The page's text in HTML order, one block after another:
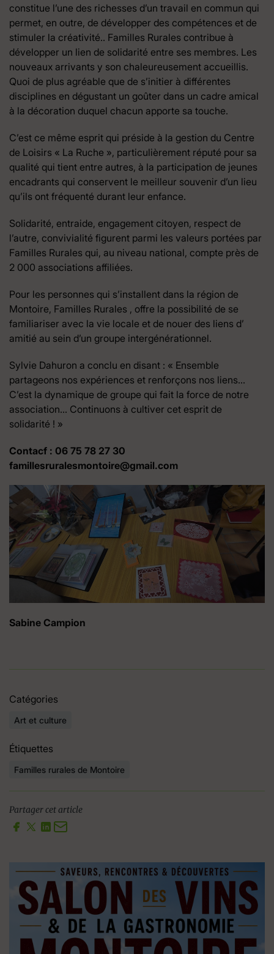
constitue l’une des richesses d’un travail en commun qui
permet, en outre, de développer des compétences et de
stimuler la créativité.. Familles Rurales contribue à
développer un lien de solidarité entre ses membres. Les
nouveaux arrivants y son chaleureusement accueillis.
Quoi de plus agréable que de s’initier à différentes
disciplines en dégustant un goûter dans un cadre amical
à la décoration duquel chacun apporte sa touche.
C’est ce même esprit qui préside à la gestion du Centre
de Loisirs « La Ruche », particulièrement réputé pour sa
qualité qui tient entre autres, à la participation de jeunes
encadrants qui conservent le meilleur souvenir d’un lieu
qu’ils ont fréquenté durant leur enfance.
Solidarité, entraide, engagement citoyen, respect de
l’autre, convivialité figurent parmi les valeurs portées par
Familles Rurales qui, au niveau national, compte près de
2 000 associations affiliées.
Pour les personnes qui s’installent dans la région de
Montoire, Familles Rurales , offre la possibilité de se
familiariser avec la vie locale et de nouer des liens d’
amitié au sein d’un groupe intergénérationnel.
Sylvie Dahuron a conclu en disant : « Ensemble
partageons nos expériences et renforçons nos liens…
C’est la dynamique de groupe qui fait la force de notre
association… Continuons à cultiver cet esprit de
solidarité ! »
Contacf : 06 75 78 27 30
famillesruralesmontoire@gmail.com
Sabine Campion
Catégories
Art et culture
Étiquettes
Familles rurales de Montoire
Partager cet article